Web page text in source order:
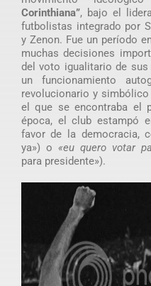
Corinthiana”, bajo el
futbolistas integrado por
y Zenon. Fue un período
muchas decisiones
del voto igualitario de sus
un funcionamiento
revolucionario y
el que se encontraba el
época, el club estampó
favor de la democracia,
ya») o «eu quero votar
para presidente»).